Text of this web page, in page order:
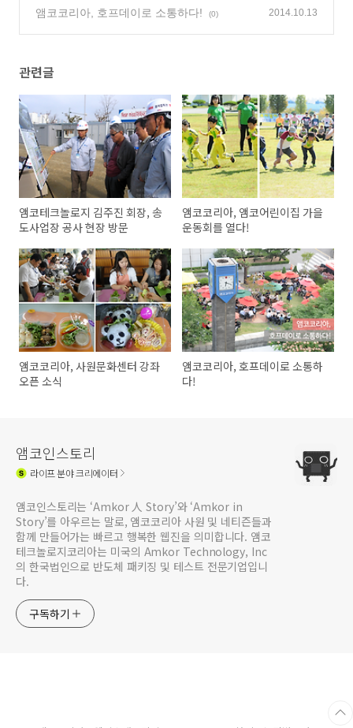
앰코코리아, 호프데이로 소통하다! (0) 2014.10.13
관련글
앰코테크놀로지 김주진 회장, 송
도사업장 공사 현장 방문
앰코코리아, 앰코어린이집 가을
운동회를 열다!
앰코코리아, 사원문화센터 강좌
오픈 소식
앰코코리아, 호프데이로 소통하
다!
앰코인스토리
라이프분야 크리에이터
앰코인스토리는 ‘Amkor 人 Story’와 ‘Amkor in
Story’를 아우르는 말로, 앰코코리아 사원 및 네티즌들과
함께 만들어가는 빠르고 행복한 웹진을 의미합니다. 앰코
테크놀로지코리아는 미국의 Amkor Technology, Inc
의 한국법인으로 반도체 패키징 및 테스트 전문기업입니
다.
구독하기